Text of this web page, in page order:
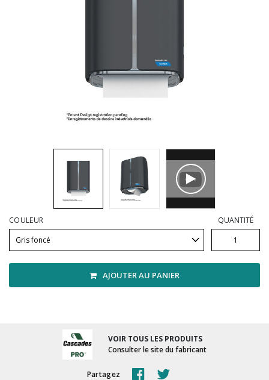
Tampons, porte-tampons et manches
Vadrouilles, manches et cadres
COULEUR QUANTITÉ
AJOUTER AU PANIER
VOIR TOUS LES PRODUITS
Consulter le site du fabricant
Partagez